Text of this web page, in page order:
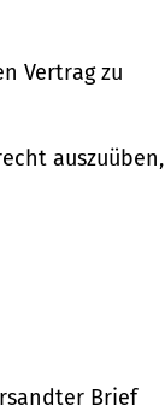
Vertrag zu
auszuüben,
Brief